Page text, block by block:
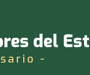
del
-